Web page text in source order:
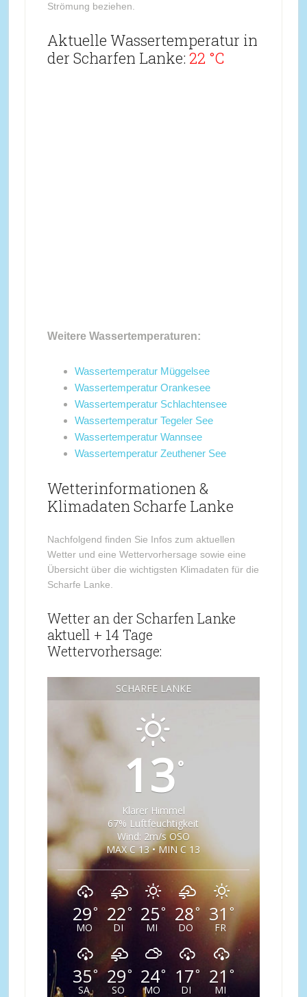
Strömung beziehen.
Aktuelle Wassertemperatur in
der Scharfen Lanke: 22 °C
Weitere Wassertemperaturen:
Wassertemperatur Müggelsee
Wassertemperatur Orankesee
Wassertemperatur Schlachtensee
Wassertemperatur Tegeler See
Wassertemperatur Wannsee
Wassertemperatur Zeuthener See
Wetterinformationen &
Klimadaten Scharfe Lanke
Nachfolgend finden Sie Infos zum aktuellen
Wetter und eine Wettervorhersage sowie eine
Übersicht über die wichtigsten Klimadaten für die
Scharfe Lanke.
Wetter an der Scharfen Lanke
aktuell + 14 Tage
Wettervorhersage:
SCHARFE LANKE
13°
Klarer Himmel
67% Luftfeuchtigkeit
Wind: 2m/s OSO
MAX C 13 • MIN C 13
29°
MO
22°
DI
25°
MI
28°
DO
31 °
FR
35°
SA
29°
SO
24°
MO
17°
DI
21°
MI